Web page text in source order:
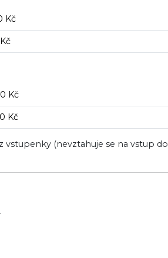
Kč
Kč
Kč
vstupenky (nevztahuje se na vstup do